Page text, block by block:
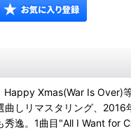
Xmas(War Is Over)
しリマスタリング、2016
逸。1曲目"All I Want